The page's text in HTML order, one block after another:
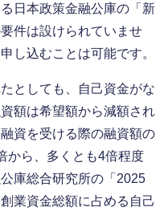
日本政策金融公庫の「新
件は設けられていませ
し込むことは可能です。
としても、自己資金がな
額は希望額から減額され
資を受ける際の融資額の
から、多くとも4倍程度
庫総合研究所の「2025
業資金総額に占める自己